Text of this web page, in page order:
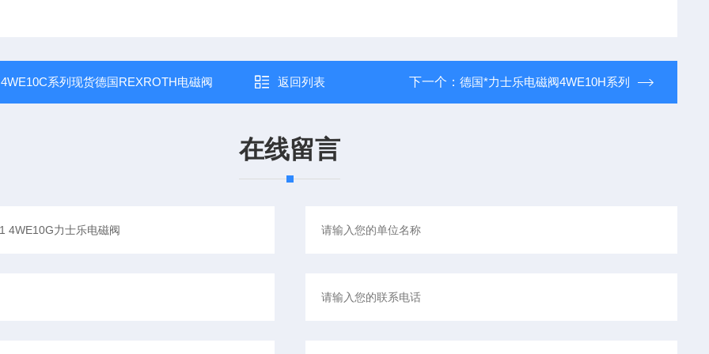
4WE10C系列现货德国REXROTH电磁阀 返回列表 下一个： 德国*力士乐电磁阀4WE10H系列
在线留言